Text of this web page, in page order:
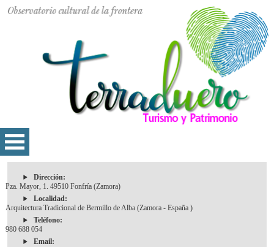
Dirección:
Pza. Mayor, 1. 49510 Fonfría (Zamora)
Localidad:
Arquitectura Tradicional de Bermillo de Alba (Zamora - España )
Teléfono:
980 688 054
Email: